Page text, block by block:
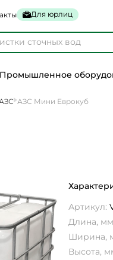
Для юрлиц
Промышленное
АЗС Мини Еврокуб
Артикул:
Длина,
Ширина,
Высота,